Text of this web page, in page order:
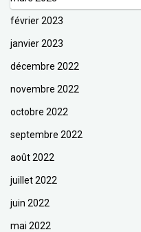
février 2023
janvier 2023
décembre 2022
novembre 2022
octobre 2022
septembre 2022
août 2022
juillet 2022
juin 2022
mai 2022